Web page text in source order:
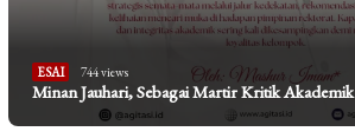
ESAI 744 views
Minan Jauhari, Sebagai Martir Kritik Akademik